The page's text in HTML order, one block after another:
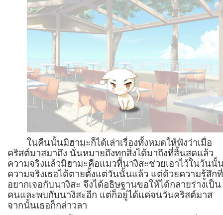
ในคืนนั้นมิฮามะก็ได้เล่าเรื่องทั้งหมดให้ฟังว่าเมื่อ
คริสต์มาสมาถึง นั่นหมายถึงทุกสิ่งได้มาถึงที่สิ้นสุดแล้ว
ความจริงแล้วมิฮามะคือแมวที่นางิสะช่วยเอาไว้ในวันนั้
ความจริงเธอได้ตายตั้งแต่วันนั้นแล้ว แต่ด้วยความรู้สึกที่
อยากเจอกับนางิสะ จึงได้อธิษฐานขอให้ได้กลายร่างเป็น
คนและพบกับนางิสะอีก แต่ก็อยู่ได้แค่จนวันคริสต์มาส
จากนั้นเธอก็กล่าวลา